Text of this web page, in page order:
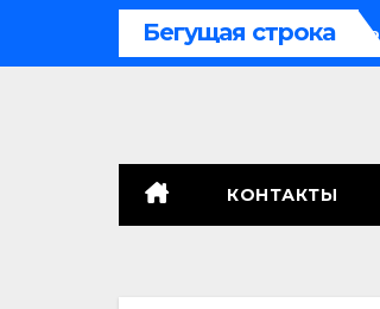
Бегущая строка
сенат принимает по Грэму закон
КОНТАКТЫ